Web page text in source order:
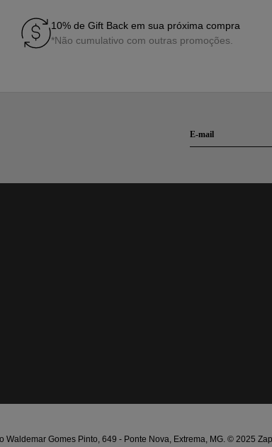
10% de Gift Back em sua próxima compra
*Não cumulativo com outras promoções.
Gomes Pinto, 649 - Ponte Nova, Extrema, MG. © 2025